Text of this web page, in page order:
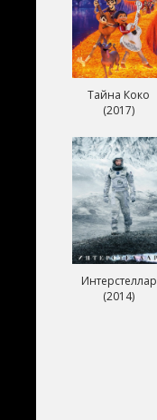
Тайна Коко
(2017)
Интерстеллар
(2014)